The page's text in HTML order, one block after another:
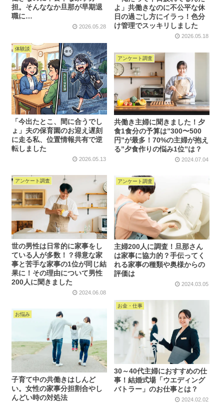
担。そんななか旦那が早期退
職に…
2026.05.28
よ」共働きなのに不公平な休
日の過ごし方にイラっ！色分
け管理でスッキリしました
2026.05.18
体験談
「今出たとこ、間に合うでし
ょ」夫の保育園のお迎え遅刻
に走る私、位置情報共有で逆
転しました
2026.05.13
アンケート調査
共働き主婦に聞きました！夕
食1食分の予算は”300〜500
円”が最多！70%の主婦が抱え
る”夕食作りの悩み1位”は？
2024.07.04
アンケート調査
世の男性は日常的に家事をし
ている人が多数！？得意な家
事と苦手な家事の1位が同じ結
果に！その理由について男性
200人に聞きました
2024.06.08
アンケート調査
主婦200人に調査！旦那さん
は家事に協力的？手伝ってく
れる家事の種類や奥様からの
評価は
2024.03.05
お金・仕事
30～40代主婦におすすめの仕
事！結婚式場「ウエディング
バトラー」のお仕事とは？
2024.02.02
お悩み
子育て中の共働きはしんど
い。女性の家事分担割合やし
んどい時の対処法